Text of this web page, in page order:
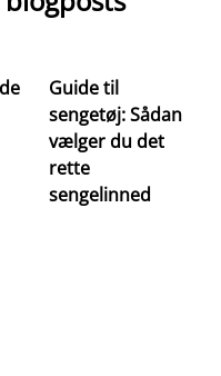
Guide til
sengetøj: Sådan
vælger du det
rette
sengelinned